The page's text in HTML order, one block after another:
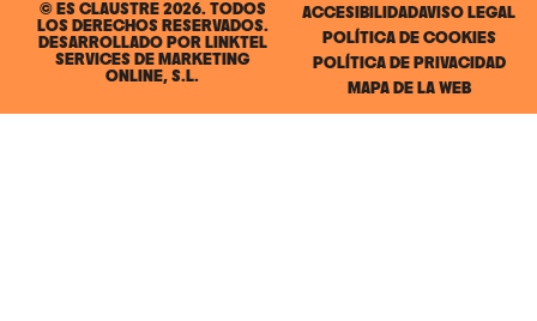
© ES CLAUSTRE 2026. TODOS
LOS DERECHOS RESERVADOS.
DESARROLLADO POR LINKTEL
SERVICES DE MARKETING
ONLINE, S.L.
ACCESIBILIDADAVISO LEGAL
POLÍTICA DE COOKIES
POLÍTICA DE PRIVACIDAD
MAPA DE LA WEB